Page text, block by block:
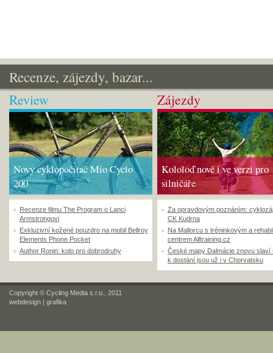
Recenze, zájezdy, bazar...
Review
Nový cyklopočítač Mio Cyclo
200
Recenze filmu The Program o Lanci
Armstrongovi
Exkluzivní kožené pouzdro na mobil Bellroy
Elements Phone Pocket
Author Ronin: kolo pro dobrodruhy
Zájezdy
Kololoď nově i ve verzi pro
silničáře
Za opravdovým poznáním:
CK Kudrna
Na Mallorcu s tréninkovým a
centrem Alltraining.cz
České mapy Dalmácie znovu slaví
k dostání jsou už i v Chorvatsku
Copyright © Cycling Media s.r.o., 2011
webdesign | grafika